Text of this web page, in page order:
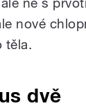
nové
těla.
dvě